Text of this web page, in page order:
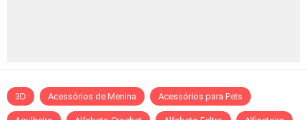
3D Acessórios de Menina Acessórios para Pets